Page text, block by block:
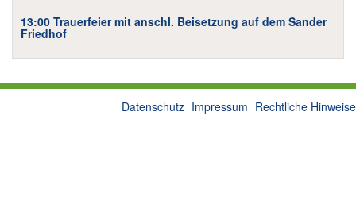
13:00 Trauerfeier mit anschl. Beisetzung auf dem Sander
Friedhof
Datenschutz Impressum Rechtliche Hinweise